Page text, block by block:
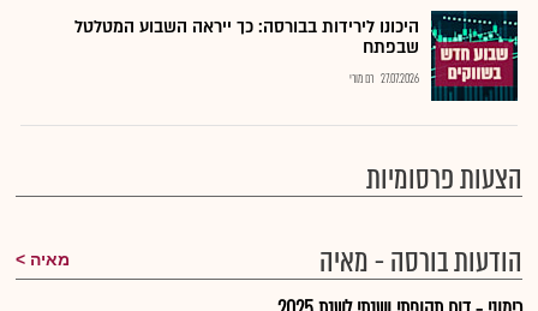
היכונו לירידות בבורסה: כך ייראה השבוע המטלטל
שבפתח
27.07.2026 רם מורי
הצעות פרסומיות
הודעות בורסה - מאיה
מאיה